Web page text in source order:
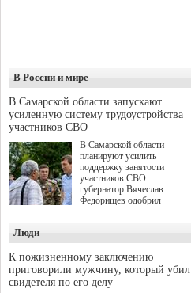
В России и мире
В Самарской области запускают
усиленную систему трудоустройства
участников СВО
В Самарской области
планируют усилить
поддержку занятости
участников СВО:
губернатор Вячеслав
Федорищев одобрил
Живайкина, направленные
на трудоустройство и более
спокойную адаптацию к
мирной жизни.
Люди
К пожизненному заключению
приговорили мужчину, который убил
свидетеля по его делу